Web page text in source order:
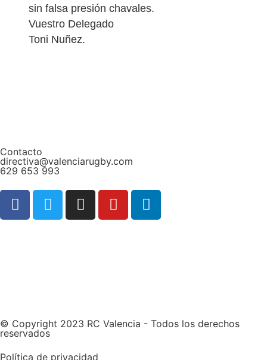
sin falsa presión chavales.
Vuestro Delegado
Toni Nuñez.
Contacto
directiva@valenciarugby.com
629 653 993
© Copyright 2023 RC Valencia - Todos los derechos
reservados
Política de privacidad